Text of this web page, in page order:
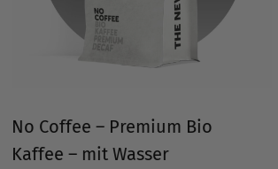
No Coffee – Premium Bio
Instant Kaffee – mit Wasser